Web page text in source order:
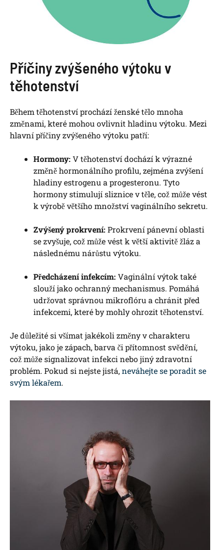
Příčiny zvýšeného výtoku v
těhotenství
Během těhotenství prochází ženské tělo mnoha
změnami, které mohou ovlivnit hladinu výtoku. Mezi
hlavní příčiny zvýšeného výtoku patří:
Hormony: V těhotenství dochází k výrazné
změně hormonálního profilu, zejména zvýšení
hladiny estrogenu a progesteronu. Tyto
hormony stimulují sliznice v těle, což může vést
k výrobě většího množství vaginálního sekretu.
Zvýšený prokrvení: Prokrvení pánevní oblasti
se zvyšuje, což může vést k větší aktivitě žláz a
následnému nárůstu výtoku.
Předcházení infekcím: Vaginální výtok také
slouží jako ochranný mechanismus. Pomáhá
udržovat správnou mikroflóru a chránit před
infekcemi, které by mohly ohrozit těhotenství.
Je důležité si všímat jakékoli změny v charakteru
výtoku, jako je zápach, barva či přítomnost svědění,
což může signalizovat infekci nebo jiný zdravotní
problém. Pokud si nejste jistá,neváhejte se poradit se
svým lékařem.